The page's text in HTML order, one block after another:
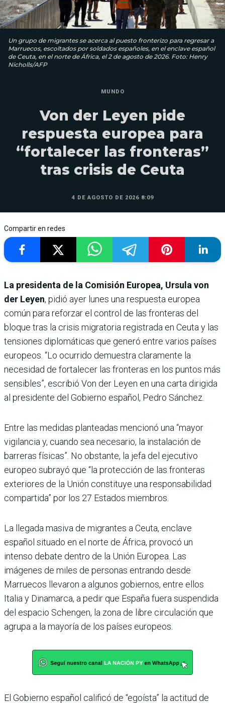
Un grupo de migrantes se acerca al puesto fronterizo para regresar a
Marruecos, escoltados por soldados españoles, en el enclave español
de Ceuta, en el norte de África, el 2 de agosto de 2026. Foto: Henry
Nicholls/AFP
MUNDO
Von der Leyen pide
respuesta europea para
“fortalecer las fronteras”
tras crisis de Ceuta
4 DE AGOSTO DE 2026 8:09
Compartir en redes
La presidenta de la Comisión Europea, Ursula von
der Leyen, pidió ayer lunes una respuesta europea
común para reforzar el control de las fronteras del
bloque tras la crisis migratoria registrada en Ceuta y las
tensiones diplomáticas que generó entre varios países
europeos. “Lo ocurrido demuestra claramente la
necesidad de fortalecer las fronteras en los puntos más
sensibles”, escribió Von der Leyen en una carta dirigida
al presidente del Gobierno español, Pedro Sánchez.
Entre las medidas planteadas mencionó una “mayor
vigilancia y, cuando sea necesario, la instalación de
barreras físicas”. No obstante, la jefa del ejecutivo
europeo subrayó que “la protección de las fronteras
exteriores de la Unión constituye una responsabilidad
compartida” por los 27 Estados miembros.
La llegada masiva de migrantes a Ceuta, enclave
español situado en el norte de África, provocó un
intenso debate dentro de la Unión Europea. Las
imágenes de miles de personas entrando desde
Marruecos llevaron a algunos gobiernos, entre ellos
Italia y Dinamarca, a pedir que España fuera suspendida
del espacio Schengen, la zona de libre circulación que
agrupa a la mayoría de los países europeos.
El Gobierno español calificó de “egoísta” la actitud de